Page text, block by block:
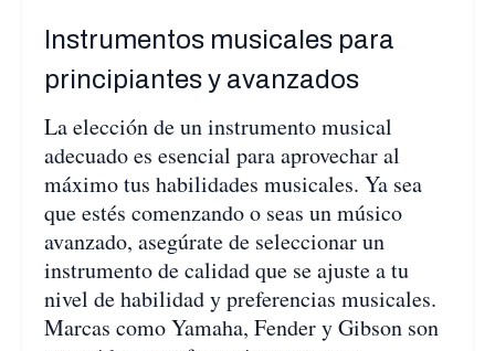
Instrumentos musicales para
principiantes y avanzados
La elección de un instrumento musical
adecuado es esencial para aprovechar al
máximo tus habilidades musicales. Ya sea
que estés comenzando o seas un músico
avanzado, asegúrate de seleccionar un
instrumento de calidad que se ajuste a tu
nivel de habilidad y preferencias musicales.
Marcas como Yamaha, Fender y Gibson son